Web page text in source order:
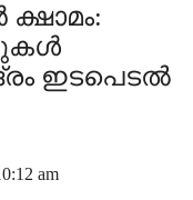
ഇടപെടല്‍
am